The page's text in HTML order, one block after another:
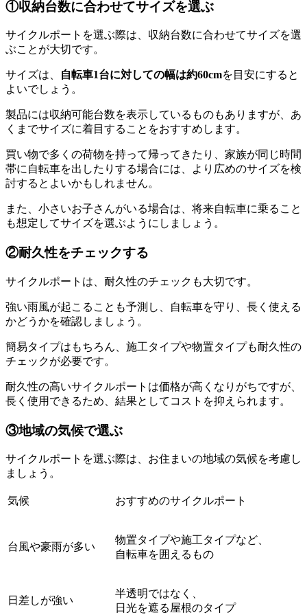
①収納台数に合わせてサイズを選ぶ
サイクルポートを選ぶ際は、収納台数に合わせてサイズを選
ぶことが大切です。
サイズは、 自転車1台に対しての幅は約60cmを目安にすると
よいでしょう。
製品には収納可能台数を表示しているものもありますが、あ
くまでサイズに着目することをおすすめします。
買い物で多くの荷物を持って帰ってきたり、家族が同じ時間
帯に自転車を出したりする場合には、より広めのサイズを検
討するとよいかもしれません。
また、小さいお子さんがいる場合は、将来自転車に乗ること
も想定してサイズを選ぶようにしましょう。
②耐久性をチェックする
サイクルポートは、耐久性のチェックも大切です。
強い雨風が起こることも予測し、自転車を守り、長く使える
かどうかを確認しましょう。
簡易タイプはもちろん、施工タイプや物置タイプも耐久性の
チェックが必要です。
耐久性の高いサイクルポートは価格が高くなりがちですが、
長く使用できるため、結果としてコストを抑えられます。
③地域の気候で選ぶ
サイクルポートを選ぶ際は、お住まいの地域の気候を考慮し
ましょう。
気候 おすすめのサイクルポート
台風や豪雨が多い
物置タイプや施工タイプなど、
自転車を囲えるもの
日差しが強い
半透明ではなく、
日光を遮る屋根のタイプ